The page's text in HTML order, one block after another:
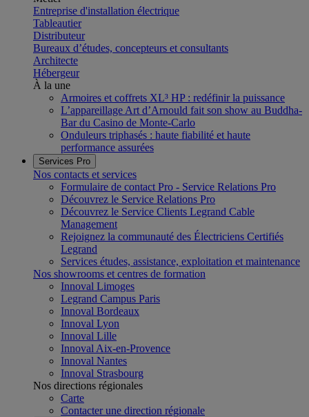
Entreprise d'installation électrique
Tableautier
Distributeur
Bureaux d’études, concepteurs et consultants
Architecte
Hébergeur
À la une
Armoires et coffrets XL³ HP : redéfinir la puissance
L’appareillage Art d’Arnould fait son show au Buddha-
Bar du Casino de Monte-Carlo
Onduleurs triphasés : haute fiabilité et haute
performance assurées
Services Pro
Nos contacts et services
Formulaire de contact Pro - Service Relations Pro
Découvrez le Service Relations Pro
Découvrez le Service Clients Legrand Cable
Management
Rejoignez la communauté des Électriciens Certifiés
Legrand
Services études, assistance, exploitation et maintenance
Nos showrooms et centres de formation
Innoval Limoges
Legrand Campus Paris
Innoval Bordeaux
Innoval Lyon
Innoval Lille
Innoval Aix-en-Provence
Innoval Nantes
Innoval Strasbourg
Nos directions régionales
Carte
Contacter une direction régionale